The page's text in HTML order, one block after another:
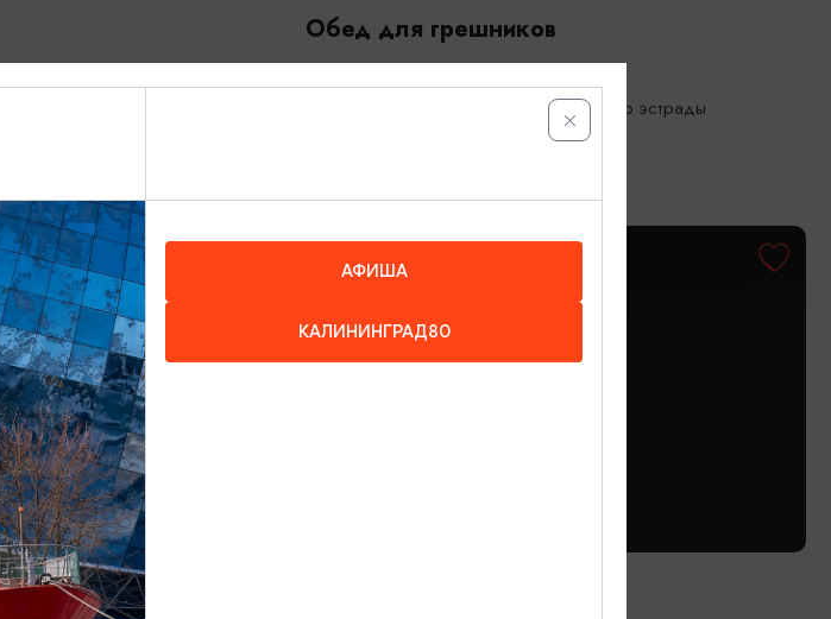
«Янтарь-холл»
Обед для грешников
Калининград, Калининградский театр эстрады
АФИША
КАЛИНИНГРАД80